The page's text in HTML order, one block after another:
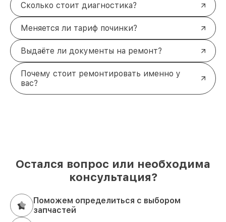
Сколько стоит диагностика?
Меняется ли тариф починки?
Выдаёте ли документы на ремонт?
Почему стоит ремонтировать именно у
вас?
Остался вопрос или необходима
консультация?
Поможем определиться с выбором
запчастей